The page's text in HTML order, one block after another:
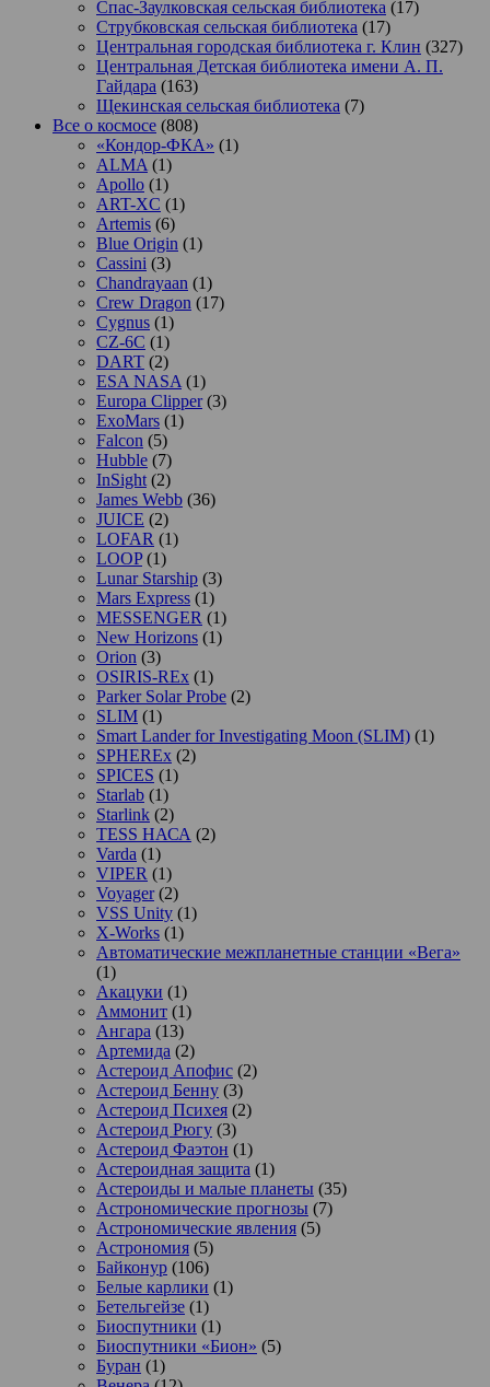
Спас-Заулковская сельская библиотека (17)
Струбковская сельская библиотека (17)
Центральная городская библиотека г. Клин (327)
Центральная Детская библиотека имени А. П.
Гайдара (163)
Щекинская сельская библиотека (7)
Все о космосе (808)
«Кондор-ФКА» (1)
ALMA (1)
Apollo (1)
ART-XC (1)
Artemis (6)
Blue Origin (1)
Cassini (3)
Chandrayaan (1)
Crew Dragon (17)
Cygnus (1)
CZ-6C (1)
DART (2)
ESA NASA (1)
Europa Clipper(3)
ExoMars (1)
Falcon (5)
Hubble (7)
InSight (2)
James Webb (36)
JUICE (2)
LOFAR (1)
LOOP(1)
Lunar Starship (3)
Mars Express (1)
MESSENGER (1)
New Horizons (1)
Orion (3)
OSIRIS-REx (1)
Parker Solar Probe (2)
SLIM (1)
Smart Lander for Investigating Moon (SLIM) (1)
SPHEREx (2)
SPICES (1)
Starlab (1)
Starlink (2)
TESS НАСА (2)
Varda (1)
VIPER (1)
Voyager(2)
VSS Unity (1)
X-Works (1)
Автоматические межпланетные станции «Вега»
(1)
Акацуки (1)
Аммонит (1)
Ангара (13)
Артемида (2)
Астероид Апофис (2)
Астероид Бенну (3)
Астероид Психея (2)
Астероид Рюгу (3)
Астероид Фаэтон (1)
Астероидная защита (1)
Астероиды и малые планеты (35)
Астрономические прогнозы (7)
Астрономические явления (5)
Астрономия (5)
Байконур (106)
Белые карлики (1)
Бетельгейзе (1)
Биоспутники (1)
Биоспутники «Бион» (5)
Буран (1)